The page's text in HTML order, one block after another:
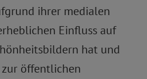
ihrer medialen
Einfluss auf
hat und
öffentlichen